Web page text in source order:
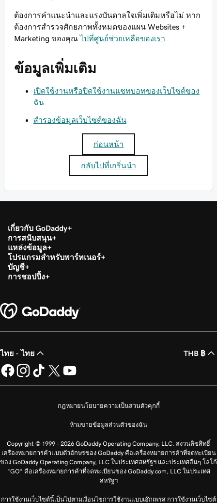
ต้องการคำแนะนำและแรงบันดาลใจเพิ่มเติมหรือไม่ หาก
ต้องการสำรวจศักยภาพทั้งหมดของแผน Websites +
Marketing ของคุณไปที่ศูนย์ช่วยเหลือของเรา
ข้อมูลเพิ่มเติม
เปิดใช้งานหรือปิดใช้งานแชทบอทของเว็บไซต์ของ
ฉัน
สำรองข้อมูลเว็บไซต์ของฉัน
ก่อนหน้า
กลับไปที่เกริ่นนำ
เกี่ยวกับ GoDaddy
การสนับสนุน
แหล่งข้อมูล
โปรแกรมสำหรับพาร์ทเนอร์
บัญชี
การชอปปิ้ง
ไทย - ไทย THB ฿
กฎหมายนโยบายความเป็นส่วนตัวคุกกี้
ห้ามขายข้อมูลส่วนตัวของฉัน
Copyright © 1999 - 2026 GoDaddy Operating Company, LLC. สงวนลิขสิทธิ์
เครื่องหมายการค้าแบบตัวอักษรของ GoDaddy คือเครื่องหมายการค้าที่จดทะเบียน
ของ GoDaddy Operating Company, LLC ในประเทศสหรัฐฯ และประเทศอื่นๆ โลโก้
“GO” คือเครื่องหมายการค้าที่จดทะเบียนของ GoDaddy.com, LLC ในประเทศ
สหรัฐฯ
การใช้งานเว็บไซต์นี้เป็นไปตามเงื่อนไขการใช้งานแบบเอ๊กเพรส การใช้งานเว็บไซต์